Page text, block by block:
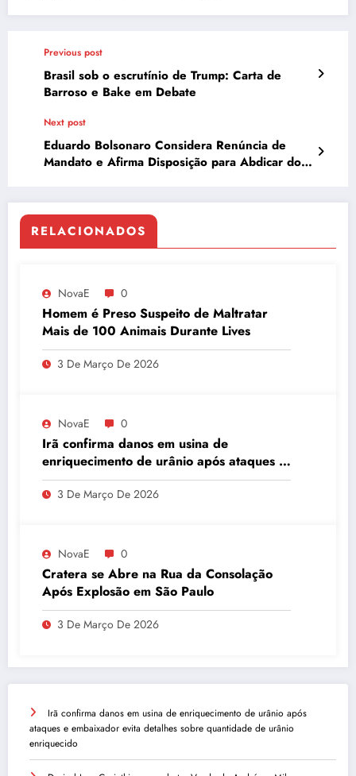
Previous post
Brasil sob o escrutínio de Trump: Carta de
Barroso e Bake em Debate
Next post
Eduardo Bolsonaro Considera Renúncia de
Mandato e Afirma Disposição para Abdicar do
RELACIONADOS
NovaE 0
Homem é Preso Suspeito de Maltratar
Mais de 100 Animais Durante Lives
3 De Março De 2026
NovaE 0
Irã confirma danos em usina de
enriquecimento de urânio após ataques e
embaixador evita detalhes sobre
quantidade de urânio enriquecido
3 De Março De 2026
NovaE 0
Cratera se Abre na Rua da Consolação
Após Explosão em São Paulo
3 De Março De 2026
Irã confirma danos em usina de enriquecimento de urânio após
ataques e embaixador evita detalhes sobre quantidade de urânio
enriquecido